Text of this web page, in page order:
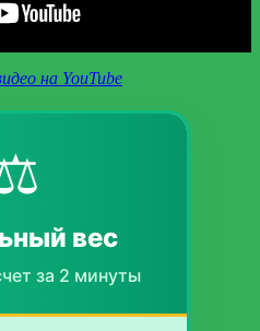
на YouTube
вес
за 2 минуты